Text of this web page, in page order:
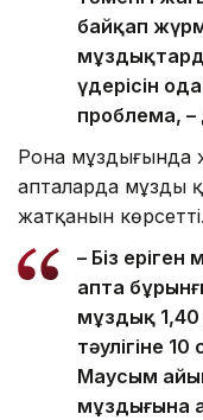
байқап
үдерісін
проблема, –
Рона мұздығында
апталарда
жатқанын көрсетті.
– Біз еріген
апта
мұздық
тәулігіне
Маусым
мұздығына